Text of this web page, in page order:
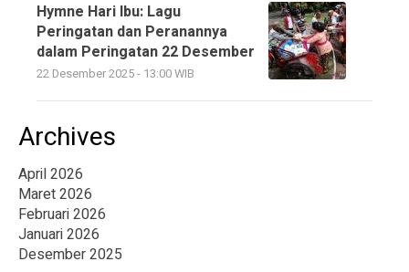
Hymne Hari Ibu: Lagu
Peringatan dan Peranannya
dalam Peringatan 22 Desember
22 Desember 2025 - 13:00 WIB
Archives
April 2026
Maret 2026
Februari 2026
Januari 2026
Desember 2025